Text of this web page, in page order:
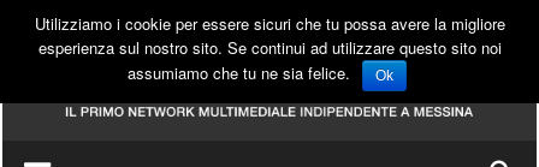
Utilizziamo i cookie per essere sicuri che tu possa avere la migliore
esperienza sul nostro sito. Se continui ad utilizzare questo sito noi
assumiamo che tu ne sia felice.
Ok